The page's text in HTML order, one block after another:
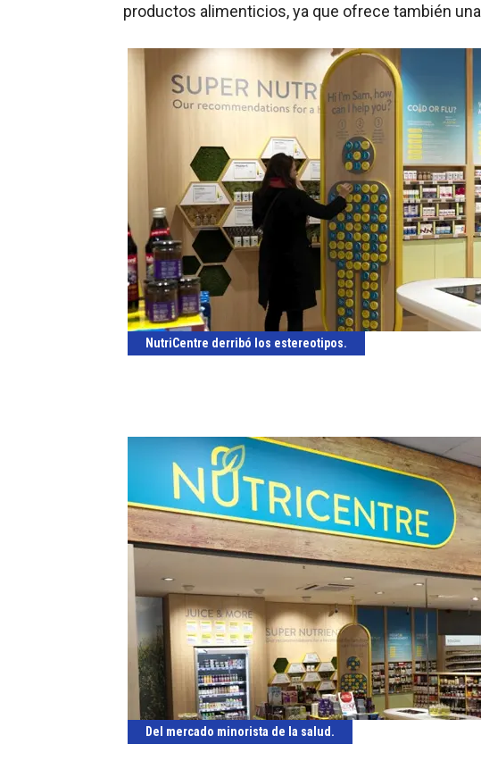
productos alimenticios, ya que ofrece también una
NutriCentre derribó los estereotipos.
Del mercado minorista de la salud.